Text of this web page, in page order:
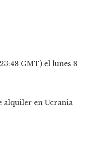
GMT) el lunes 8